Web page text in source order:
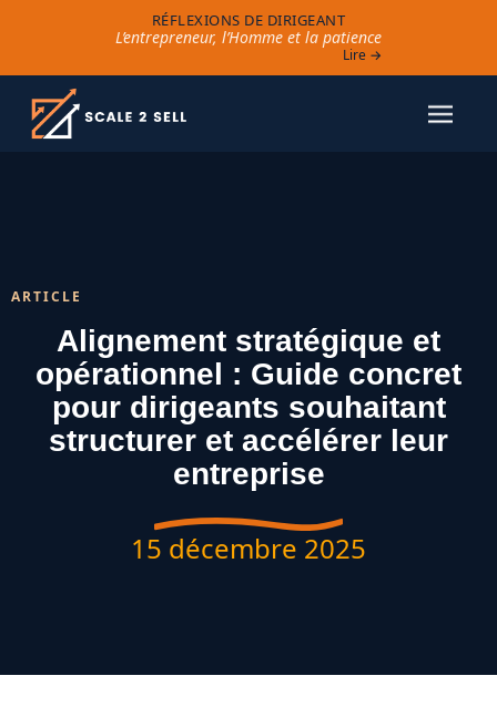
RÉFLEXIONS DE DIRIGEANT
L’entrepreneur, l’Homme et la patience
Lire →
ARTICLE
Alignement stratégique et
opérationnel : Guide concret
pour dirigeants souhaitant
structurer et accélérer leur
entreprise
15 décembre 2025